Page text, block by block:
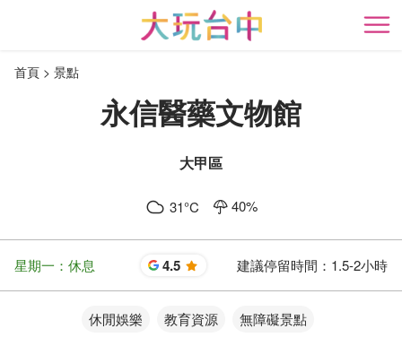
開
首頁 景點
永信醫藥文物館
大甲區
31°C 40%
星期一：休息 4.5 星 建議停留時間： 1.5-2小時
休閒娛樂 教育資源 無障礙景點